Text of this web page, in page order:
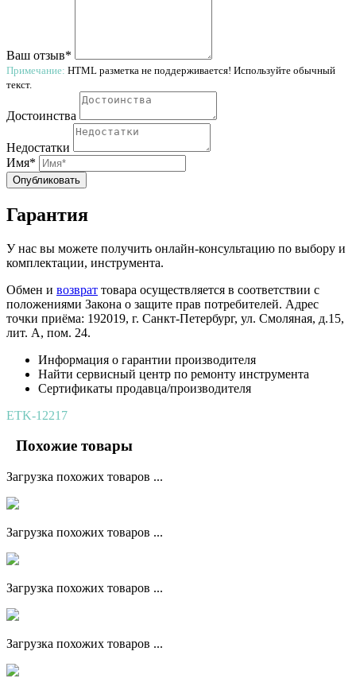
Ваш отзыв*
Примечание: HTML разметка не поддерживается! Используйте обычный
текст.
Достоинства
Недостатки
Имя*
Опубликовать
Гарантия
У нас вы можете получить онлайн-консультацию по выбору и
комплектации, инструмента.
Обмен и возврат товара осуществляется в соответствии с
положениями Закона о защите прав потребителей. Адрес
точки приёма: 192019, г. Санкт-Петербург, ул. Смоляная, д.15,
лит. А, пом. 24.
Информация о гарантии производителя
Найти сервисный центр по ремонту инструмента
Сертификаты продавца/производителя
ETK-12217
Похожие товары
Загрузка похожих товаров ...
Загрузка похожих товаров ...
Загрузка похожих товаров ...
Загрузка похожих товаров ...